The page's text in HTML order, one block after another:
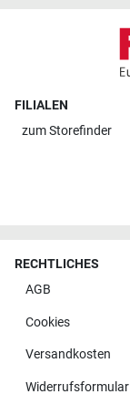
FILIALEN
zumStorefinder
RECHTLICHES
AGB
Cookies
Versandkosten
Widerrufsformular